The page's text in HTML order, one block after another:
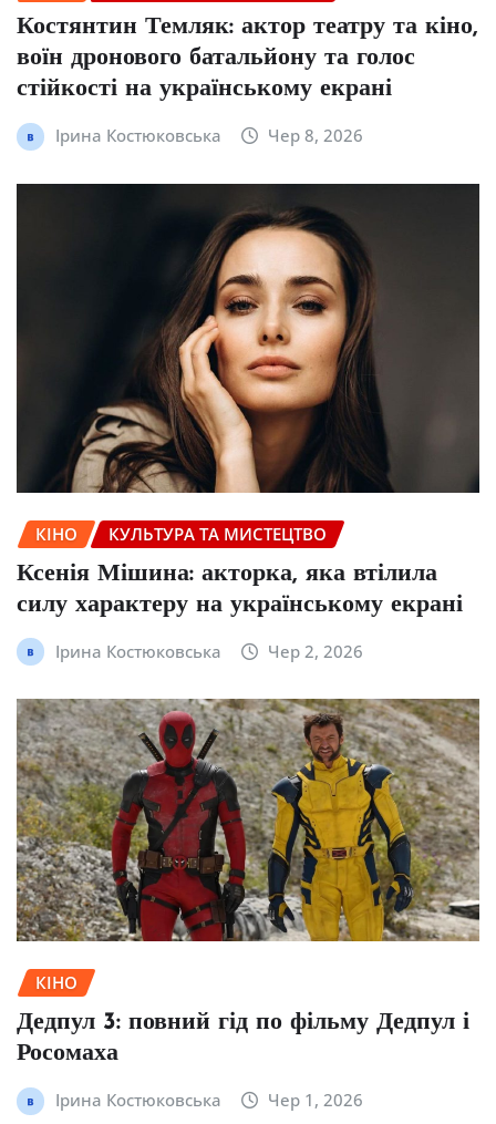
Костянтин Темляк: актор театру та кіно,
воїн дронового батальйону та голос
стійкості на українському екрані
Ірина Костюковська Чер 8, 2026
КІНО КУЛЬТУРА ТА МИСТЕЦТВО
Ксенія Мішина: акторка, яка втілила
силу характеру на українському екрані
Ірина Костюковська Чер 2, 2026
КІНО
Дедпул 3: повний гід по фільму Дедпул і
Росомаха
Ірина Костюковська Чер 1, 2026